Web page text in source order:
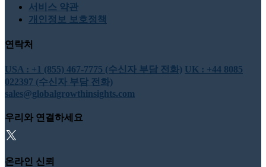
서비스 약관
개인정보 보호정책
연락처
USA : +1 (855) 467-7775 (수신자 부담 전화) UK : +44 8085
022397 (수신자 부담 전화)
sales@globalgrowthinsights.com
우리와 연결하세요
온라인 신뢰